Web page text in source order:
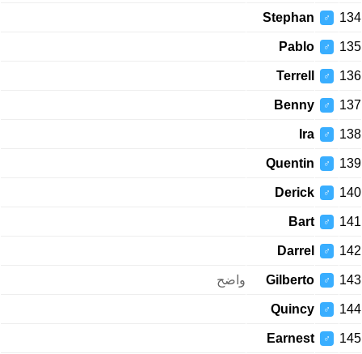
134
♂
Stephan
135
♂
Pablo
136
♂
Terrell
137
♂
Benny
138
♂
Ira
139
♂
Quentin
140
♂
Derick
141
♂
Bart
142
♂
Darrel
143
♂
Gilberto واضح
144
♂
Quincy
145
♂
Earnest